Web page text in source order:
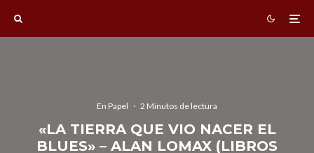
En Papel · 2 Minutos de lectura
«LA TIERRA QUE VIO NACER EL
BLUES» – ALAN LOMAX (LIBROS